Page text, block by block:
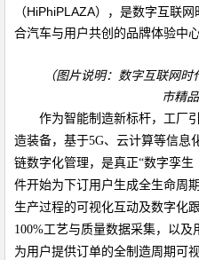
（HiPhiPLAZA），是数字互联网
合汽车与用户共创的品牌体验中心
（图片说明：数字互联网
市精
作为智能制造新标杆，工厂
造装备，基于5G、云计算等信息
链数字化管理，是真正“数字孪生
件开始为下订用户生成全生命周
生产过程的可视化互动及数字化
100%工艺与质量数据采集，以及
为用户提供订单的全制造周期可视